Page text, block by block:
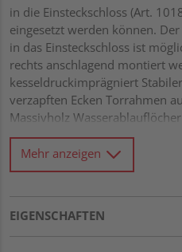
in die Einsteckschloss (Art.
eingesetzt werden können.
in das Einsteckschloss ist
rechts anschlagend montiert
kesseldruckimprägniert
verzapften Ecken Torrahmen
Massivholz
Glattgehobelte Rundkanten-
überlappend montiert
Verbindungen aus Edelstahl
Mehr anzeigen
EIGENSCHAFTEN